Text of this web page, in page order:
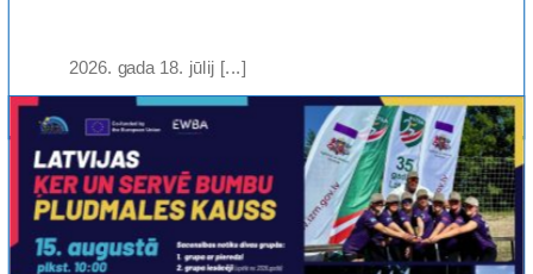
2026. gada 18. jūlij [...]